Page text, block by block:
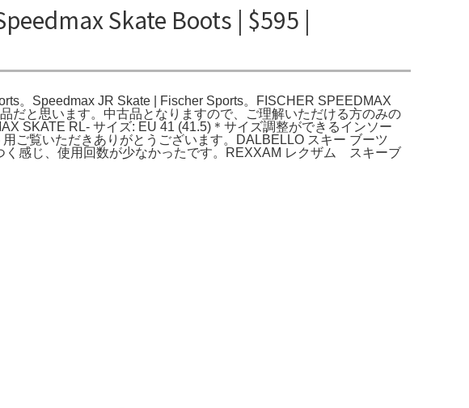
Skate Boots | $595 |
。Speedmax JR Skate | Fischer Sports。FISCHER SPEEDMAX
だと思います。中古品となりますので、ご理解いただける方のみの
SKATE RL- サイズ: EU 41 (41.5)＊サイズ調整ができるインソー
いただきありがとうございます。DALBELLO スキー ブーツ
く感じ、使用回数が少なかったです。REXXAM レクザム スキーブ